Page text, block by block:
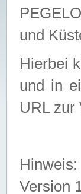
und
Hierbei
und in
URL zur
Version